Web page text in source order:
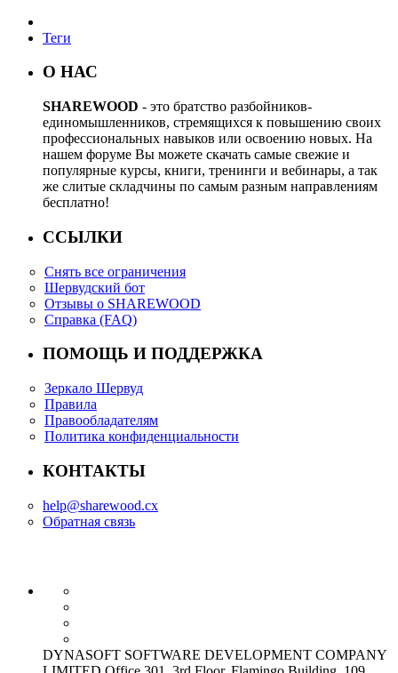
Теги
О НАС
SHAREWOOD - это братство разбойников-
единомышленников, стремящихся к повышению своих
профессиональных навыков или освоению новых. На
нашем форуме Вы можете скачать самые свежие и
популярные курсы, книги, тренинги и вебинары, а так
же слитые складчины по самым разным направлениям
бесплатно!
ССЫЛКИ
Снять все ограничения
Шервудский бот
Отзывы о SHAREWOOD
Справка (FAQ)
ПОМОЩЬ И ПОДДЕРЖКА
Зеркало Шервуд
Правила
Правообладателям
Политика конфиденциальности
КОНТАКТЫ
help@sharewood.cx
Обратная связь
DYNASOFT SOFTWARE DEVELOPMENT COMPANY